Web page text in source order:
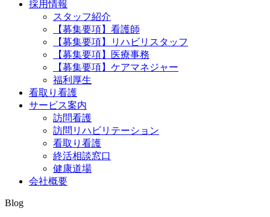
採用情報
スタッフ紹介
【募集要項】看護師
【募集要項】リハビリスタッフ
【募集要項】医療事務
【募集要項】ケアマネジャー
福利厚生
看取り看護
サービス案内
訪問看護
訪問リハビリテーション
看取り看護
終活相談窓口
健康道場
会社概要
Blog